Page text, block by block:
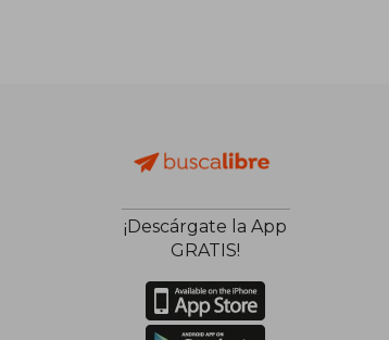
¡Descárgate la App
GRATIS!